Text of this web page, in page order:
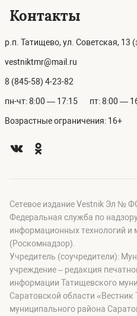
Контакты
р.п. Татищево, ул. Советская, 13
vestniktmr@mail.ru
8 (845-58) 4-23-82
пн-чт: 8:00 — 17:15 пт: 8:00 —
Возрастные ограничения: 16+
Сетевое издание Vestnik Эл №
Федеральная служба по
информационных технологий
(Роскомнадзор).
Учредитель (соучредители):
учреждение – редакция
информации Татищевского
Саратовской области «Вестник
муниципального района